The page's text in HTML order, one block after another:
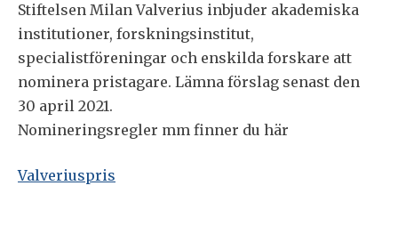
Stiftelsen Milan Valverius inbjuder akademiska
institutioner, forskningsinstitut,
specialistföreningar och enskilda forskare att
nominera pristagare. Lämna förslag senast den
30 april 2021.
Nomineringsregler mm finner du här
Valveriuspris